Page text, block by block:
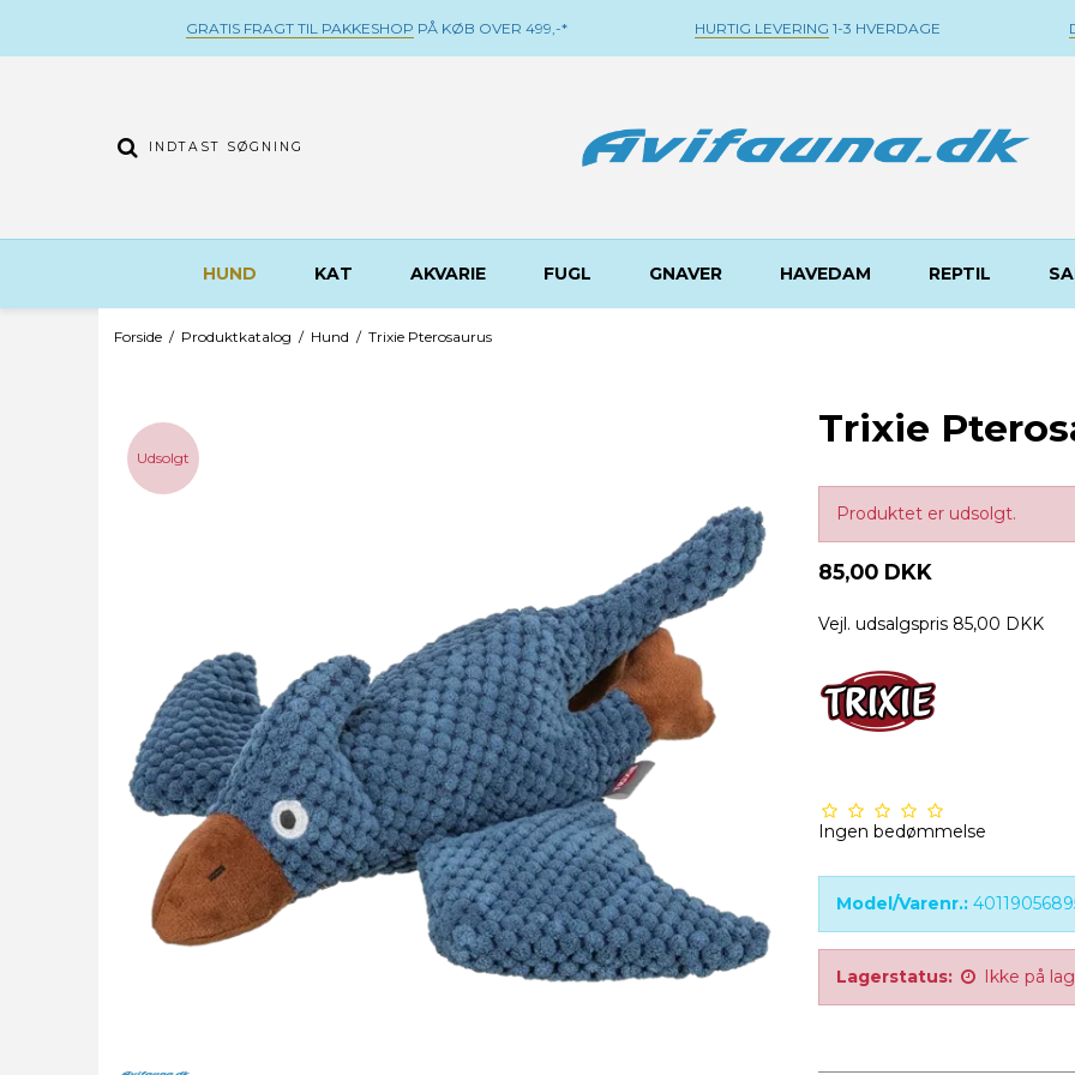
GRATIS FRAGT TIL PAKKESHOP PÅ KØB OVER 499,-* HURTIG LEVERING 1-3 HVERDAGE
HUND KAT AKVARIE FUGL GNAVER HAVEDAM REPTIL
Forside / Produktkatalog / Hund / Trixie Pterosaurus
Udsolgt
Trixie
Produktet er udsolgt.
85,00 DKK
Vejl. udsalgspris 85,00 DKK
Ingen bedømmelse
Model/Varenr.:
Lagerstatus: Ikke på